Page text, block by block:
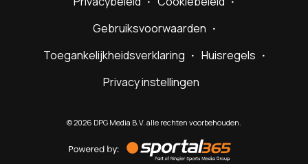
Gebruiksvoorwaarden
Toegankelijkheidsverklaring
Huisregels
Privacy instellingen
©2026 DPG Media B.V. alle rechten voorbehouden.
by
Sportal365